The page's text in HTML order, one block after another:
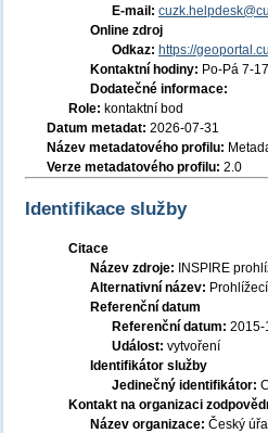
E-mail:
Online zdroj
Odkaz: https://
Kontaktní hodiny: Po-Pá 7-
Dodatečné informace:
Role: kontaktní bod
Datum metadat: 2026-07-31
Název metadatového profilu:
Verze metadatového profilu: 2.0
Identifikace služby
Citace
Název zdroje:
INSPIRE
Alternativní název:
Referenční datum
Referenční datum: 2015-
Událost: vytvoření
Identifikátor služby
Jedinečný identifikátor:
Kontakt na organizaci
Název organizace: Český